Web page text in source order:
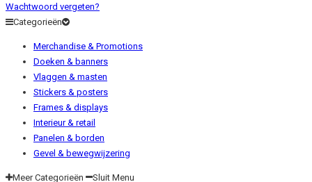
Wachtwoord vergeten?
Categorieën
Merchandise & Promotions
Doeken & banners
Vlaggen & masten
Stickers & posters
Frames & displays
Interieur & retail
Panelen & borden
Gevel & bewegwijzering
Meer Categorieën
Sluit Menu